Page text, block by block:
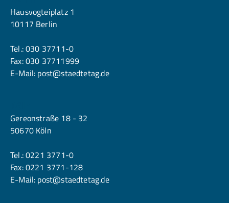
Hausvogteiplatz 1
10117 Berlin
Tel.:030 37711-0
Fax: 030 37711999
E-Mail: post@staedtetag.de
Gereonstraße 18 - 32
50670 Köln
Tel.:0221 3771-0
Fax: 0221 3771-128
E-Mail: post@staedtetag.de